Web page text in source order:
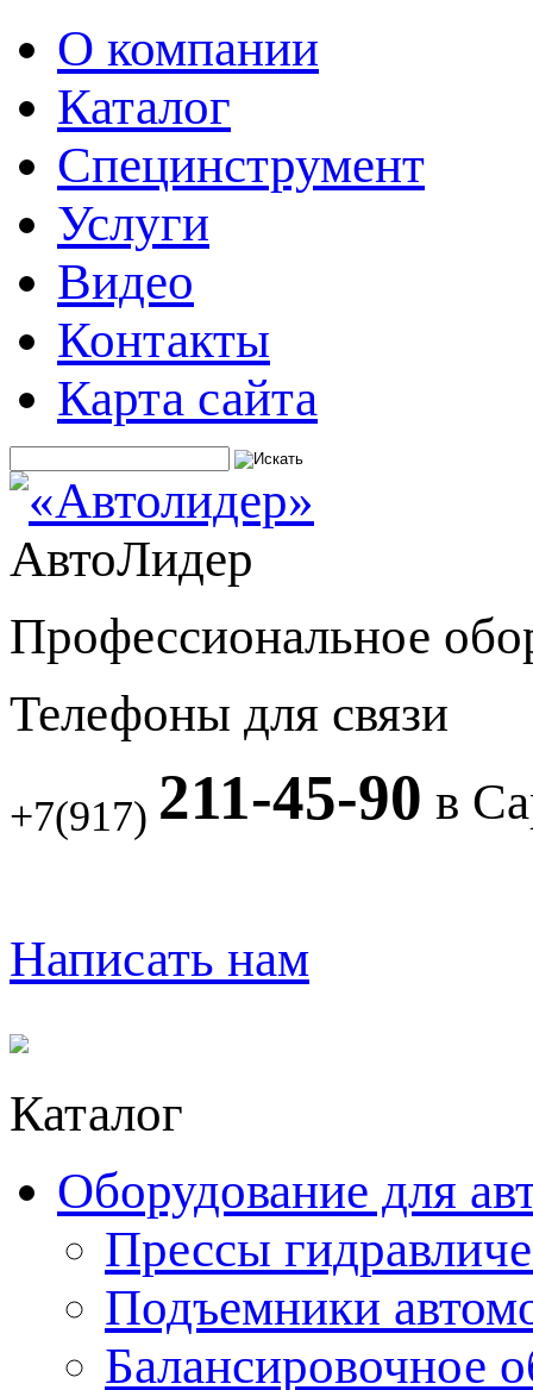
О компании
Каталог
Специнструмент
Услуги
Видео
Контакты
Карта сайта
АвтоЛидер
Профессиональное
Телефоны для связи
+7(917) 211-45-90 в
Написать нам
Каталог
Оборудование для
Прессы
Подъемники
Балансировочное